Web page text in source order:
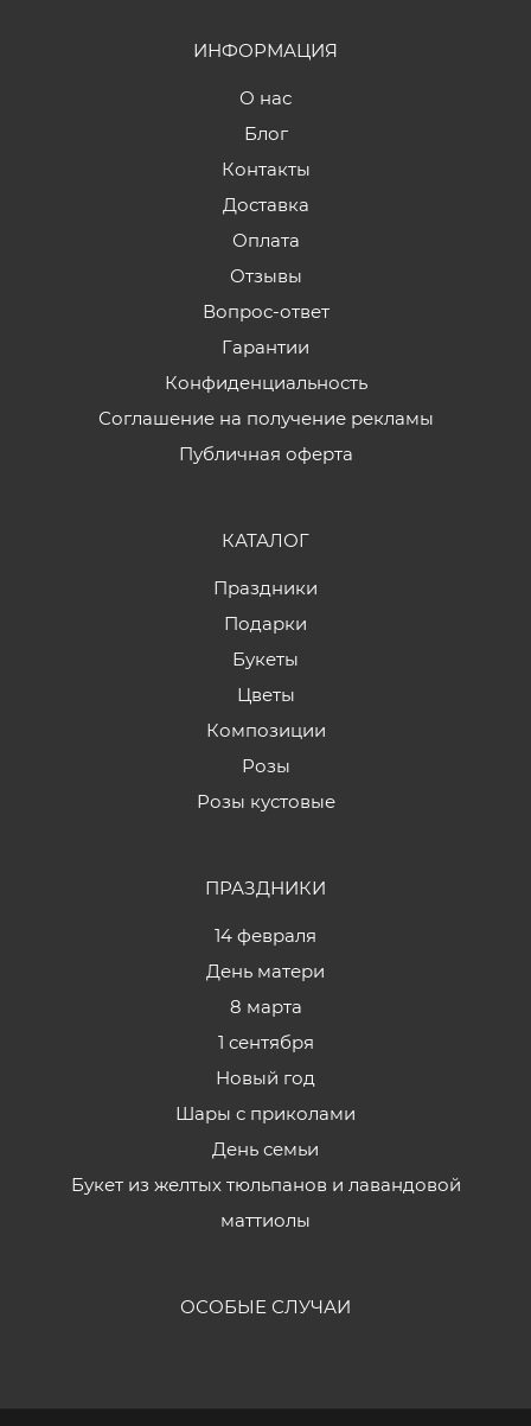
ИНФОРМАЦИЯ
О нас
Блог
Контакты
Доставка
Оплата
Отзывы
Вопрос-ответ
Гарантии
Конфиденциальность
Соглашение на получение рекламы
Публичная оферта
КАТАЛОГ
Праздники
Подарки
Букеты
Цветы
Композиции
Розы
Розы кустовые
ПРАЗДНИКИ
14 февраля
День матери
8 марта
1 сентября
Новый год
Шары с приколами
День семьи
Букет из желтых тюльпанов и лавандовой
маттиолы
ОСОБЫЕ СЛУЧАИ